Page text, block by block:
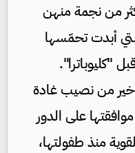
من نجمة منهن
أبدت تحمّسها
من نصيب غادة
على الدور
منذ طفولتها،